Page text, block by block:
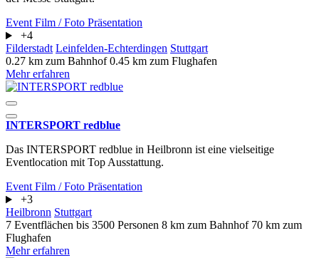
Event Film / Foto Präsentation
+4
Filderstadt Leinfelden-Echterdingen Stuttgart
0.27 km zum Bahnhof0.45 km zum Flughafen
Mehr erfahren
INTERSPORT redblue
Das INTERSPORT redblue in Heilbronn ist eine vielseitige
Eventlocation mit Top Ausstattung.
Event Film / Foto Präsentation
+3
Heilbronn Stuttgart
7 Eventflächen bis 3500 Personen 8 km zum Bahnhof 70 km zum
Flughafen
Mehr erfahren